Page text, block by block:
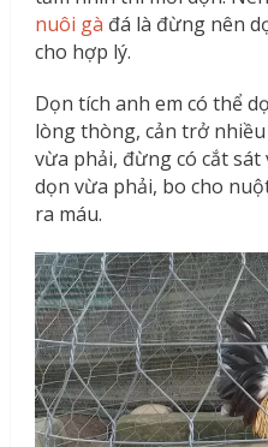
nuôi gà đá là đừng nên
cho hợp lý.
Dọn tích anh em có thể
lòng thòng, cản trở
vừa phải, đừng có cắt
dọn vừa phải, bo cho
ra máu.